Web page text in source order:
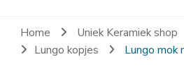
Home Uniek Keramiek shop
Lungo kopjes
Lungo mok